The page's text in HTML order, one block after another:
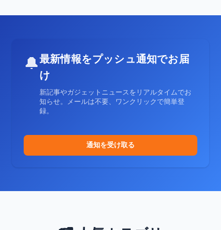
🔔最新情報をプッシュ通知でお届
け
新記事やガジェットニュースをリアルタイムでお
知らせ。メールは不要、ワンクリックで簡単登
録。
通知を受け取る